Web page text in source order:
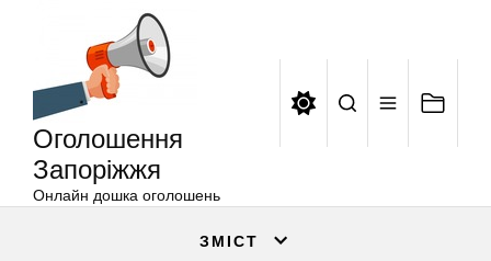
Оголошення
Запоріжжя
Онлайн дошка оголошень
ЗМІСТ